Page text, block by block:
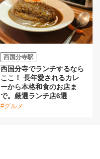
西国分寺駅
西国分寺でランチするなら
ここ！ 長年愛されるカレ
ーから本格和食のお店ま
で。厳選ランチ店6選
#グルメ